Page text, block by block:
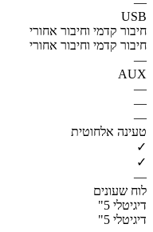
USB
חיבור קדמי וחיבור אחורי
חיבור קדמי וחיבור אחורי
—
AUX
—
—
—
טעינה אלחוטית
✓
✓
—
לוח שעונים
דיגיטלי 5"
דיגיטלי 5"